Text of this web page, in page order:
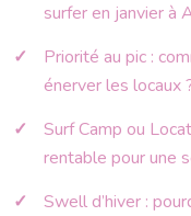
surfer en janvier à
Priorité au pic :
énerver les locaux
Surf Camp ou
rentable pour une
Swell d’hiver :